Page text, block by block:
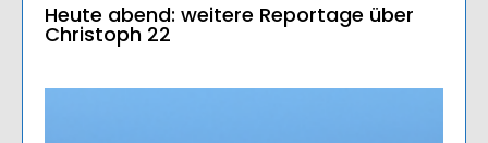
Heute abend: weitere Reportage über
Christoph 22